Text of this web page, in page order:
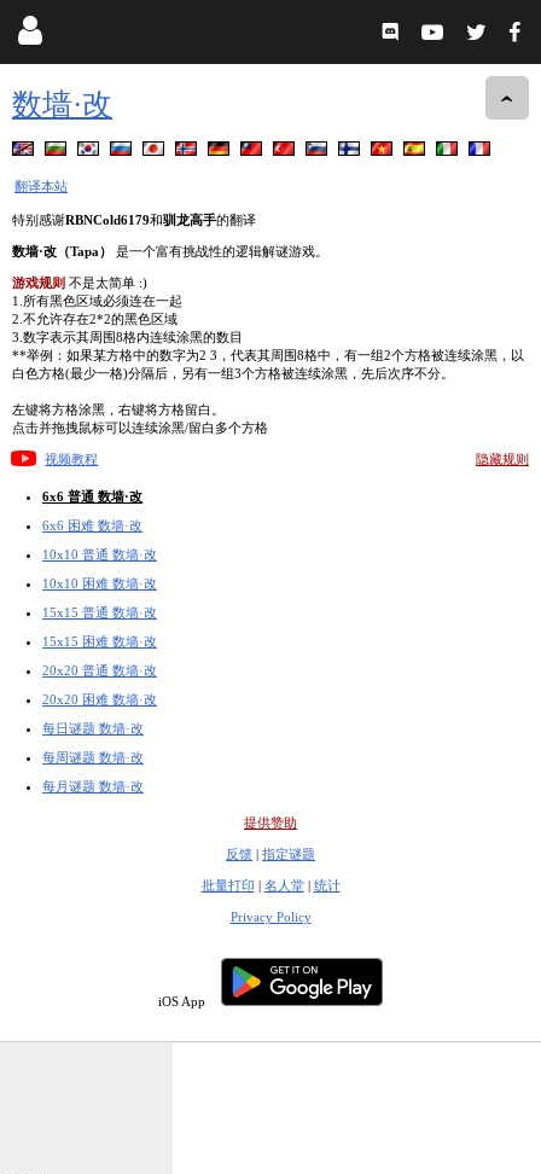
数墙·改
翻译本站
特别感谢RBNCold6179和驯龙高手的翻译
数墙·改（Tapa） 是一个富有挑战性的逻辑解谜游戏。
游戏规则 不是太简单 :)
1.所有黑色区域必须连在一起
2.不允许存在2*2的黑色区域
3.数字表示其周围8格内连续涂黑的数目
**举例：如果某方格中的数字为2 3，代表其周围8格中，有一组2个方格被连续涂黑，以
白色方格(最少一格)分隔后，另有一组3个方格被连续涂黑，先后次序不分。
左键将方格涂黑，右键将方格留白。
点击并拖拽鼠标可以连续涂黑/留白多个方格
视频教程 隐藏规则
6x6 普通 数墙·改
6x6 困难 数墙·改
10x10 普通 数墙·改
10x10 困难 数墙·改
15x15 普通 数墙·改
15x15 困难 数墙·改
20x20 普通 数墙·改
20x20 困难 数墙·改
每日谜题 数墙·改
每周谜题 数墙·改
每月谜题 数墙·改
提供赞助
反馈 | 指定谜题
批量打印 | 名人堂| 统计
Privacy Policy
iOS App